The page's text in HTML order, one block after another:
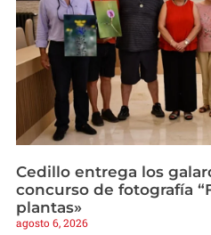
Cedillo entrega los
concurso de fotografía
plantas»
agosto 6, 2026